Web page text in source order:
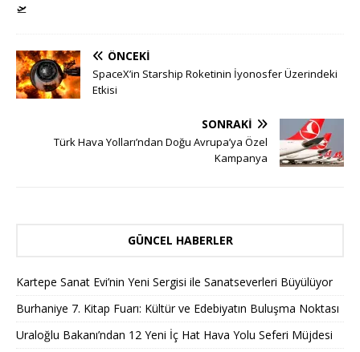
🛫
ÖNCEKI
SpaceX’in Starship Roketinin İyonosfer Üzerindeki
Etkisi
SONRAKI
Türk Hava Yolları’ndan Doğu Avrupa’ya Özel
Kampanya
GÜNCEL HABERLER
Kartepe Sanat Evi’nin Yeni Sergisi ile Sanatseverleri Büyülüyor
Burhaniye 7. Kitap Fuarı: Kültür ve Edebiyatın Buluşma Noktası
Uraloğlu Bakanı’ndan 12 Yeni İç Hat Hava Yolu Seferi Müjdesi